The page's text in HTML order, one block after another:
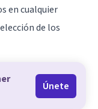
en cualquier
de los
Únete